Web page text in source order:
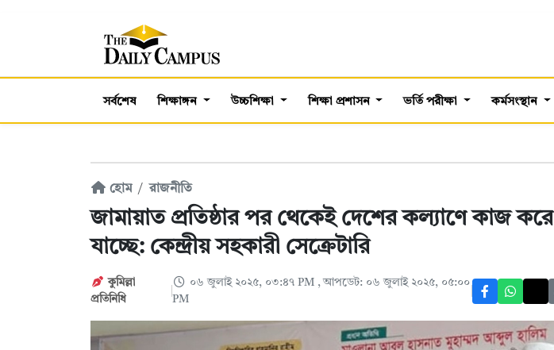
সর্বশেষ শিক্ষাঙ্গন উচ্চশিক্ষা শিক্ষা প্রশাসন ভর্তি পরীক্ষা কর্মসংস্থান
হোম রাজনীতি
জামায়াত প্রতিষ্ঠার পর থেকেই দেশের কল্যাণে কাজ করে
যাচ্ছে: কেন্দ্রীয় সহকারী সেক্রেটারি
কুমিল্লা
প্রতিনিধি
০৬ জুলাই ২০২৫, ০৩:৪৭ PM , আপডেট: ০৬ জুলাই ২০২৫, ০৫:০০
PM